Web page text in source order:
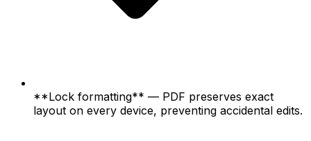
**Lock formatting** — PDF preserves exact
layout on every device, preventing accidental edits.